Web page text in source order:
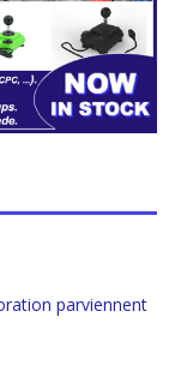
parviennent